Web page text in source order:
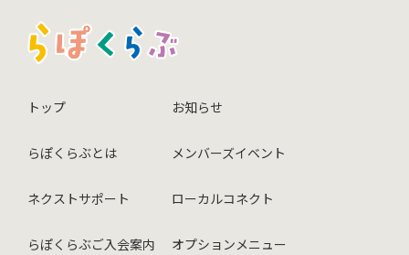
トップ
らぽくらぶとは
ネクストサポート
らぽくらぶご入会案内
お知らせ
メンバーズイベント
ローカルコネクト
オプションメニュー